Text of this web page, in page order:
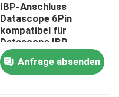
IBP-Anschluss
Datascope 6Pin
kompatibel für
Datascope IBP-
Adapterkabel
Anfrage absenden